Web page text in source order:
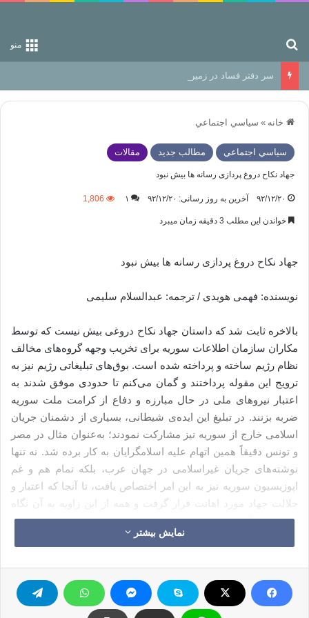
منو
سر دفتر فساد در زمین‌، دوری وکناره‌گیری از راه خداست‌!
خانه » سياسي اجتماعي
سياسي اجتماعي مطالب جدید مقالات
جهاد نکاح دروغ پردازی رسانه ها بیش نبود
۹۲/۱۲/۲۰ آخرین به روز رسانی: ۹۲/۱۲/۲۰ ۱ 1,806
خواندن این مطلب 3 دقیقه زمان میبرد
جهاد نکاح دروغ پردازی رسانه ها بیش نبود
نویسنده: فهمی هویدی / ترجمه: عبدالسلام سلیمی
بالاخره ثابت شد که داستان جهاد نکاح دروغی بیش نیست که توسط
مکاران سازمان اطلاعات سوریه برای تخریب وجهه گروه‌های مخالف
نظام رژیم ساخته و پرداخته شده است. بوق‌های تبلیغاتی رژیم نیز به
ترویج این مقوله پرداختند و گمان می‌کنم تا حدودی موفق شدند به
اعتبار نیروهای ملی در حال مبارزه و دفاع از کرامت ملت سوریه
ضربه بزنند. در تبلیغ این ایده‌ی شیطانی، بسیاری از دشمنان جریان
اسلامی خارج از سوریه نیز مشارکت نمودند؛ به‌عنوان مثال در مصر
و تونس دقیقاً همین اتهام علیه اسلامگرایان به کار برده شد. نه تنها
نوشته‌های جریان غیراسلامی در جهان عرب، بلکه تمام هم و غم
اپوزیسیون سوریه نیز به این امر اختصاص یافت، تا آنجا که اعتبار و
جلالت جهاد مورد اهانت قرار گرفت و همه از این زاویه به آن نگاه
‌می‌کردند؛ گویی جهاد، پوشش و دستاویزی برای ارتکاب فحشا و
درحالی‌ که برخی رسانه‌های عربی شادمانه این حکایت را روایت
می‌کردند، رسانه‌های فرانسوی از جمله روزنامه «لوموند» و «کانال
۲۴» تلویزیون فرانسه دروغ بودن جهاد نکاح را افشا نمودند. لوموند
نمایش بیشتر